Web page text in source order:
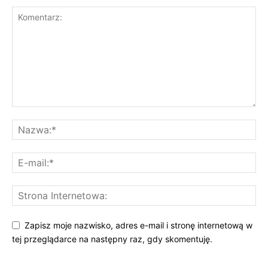
Zapisz moje nazwisko, adres e-mail i stronę internetową w
tej przeglądarce na następny raz, gdy skomentuję.